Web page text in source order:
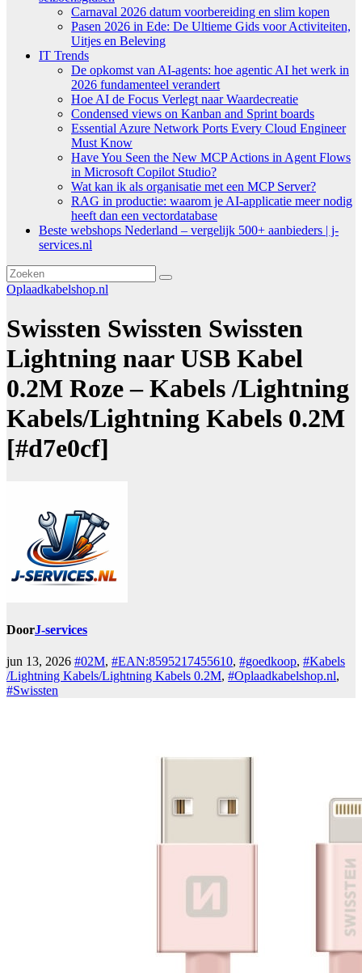
Carnaval 2026 datum voorbereiding en slim kopen
Pasen 2026 in Ede: De Ultieme Gids voor Activiteiten,
Uitjes en Beleving
IT Trends
De opkomst van AI-agents: hoe agentic AI het werk in
2026 fundamenteel verandert
Hoe AI de Focus Verlegt naar Waardecreatie
Condensed views on Kanban and Sprint boards
Essential Azure Network Ports Every Cloud Engineer
Must Know
Have You Seen the New MCP Actions in Agent Flows
in Microsoft Copilot Studio?
Wat kan ik als organisatie met een MCP Server?
RAG in productie: waarom je AI-applicatie meer nodig
heeft dan een vectordatabase
Beste webshops Nederland – vergelijk 500+ aanbieders | j-
services.nl
Oplaadkabelshop.nl
Swissten Swissten Swissten
Lightning naar USB Kabel
0.2M Roze – Kabels /Lightning
Kabels/Lightning Kabels 0.2M
[#d7e0cf]
DoorJ-services
jun 13, 2026 #02M, #EAN:8595217455610, #goedkoop, #Kabels
/Lightning Kabels/Lightning Kabels 0.2M, #Oplaadkabelshop.nl,
#Swissten